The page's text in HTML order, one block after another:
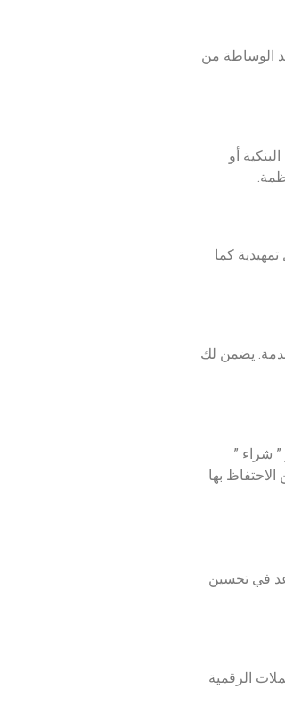
الوساطة من
أو
كما
يضمن لك
شراء ”
بها
في تحسين
الرقمية